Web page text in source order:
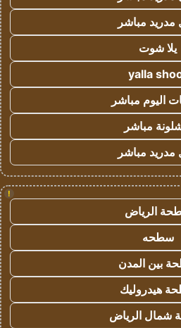
مدريد مباشر
يلا شوت
yalla
اليوم مباشر
مباشر
مدريد مباشر
!
الرياض
سطحه
بين المدن
هيدروليك
شمال الرياض